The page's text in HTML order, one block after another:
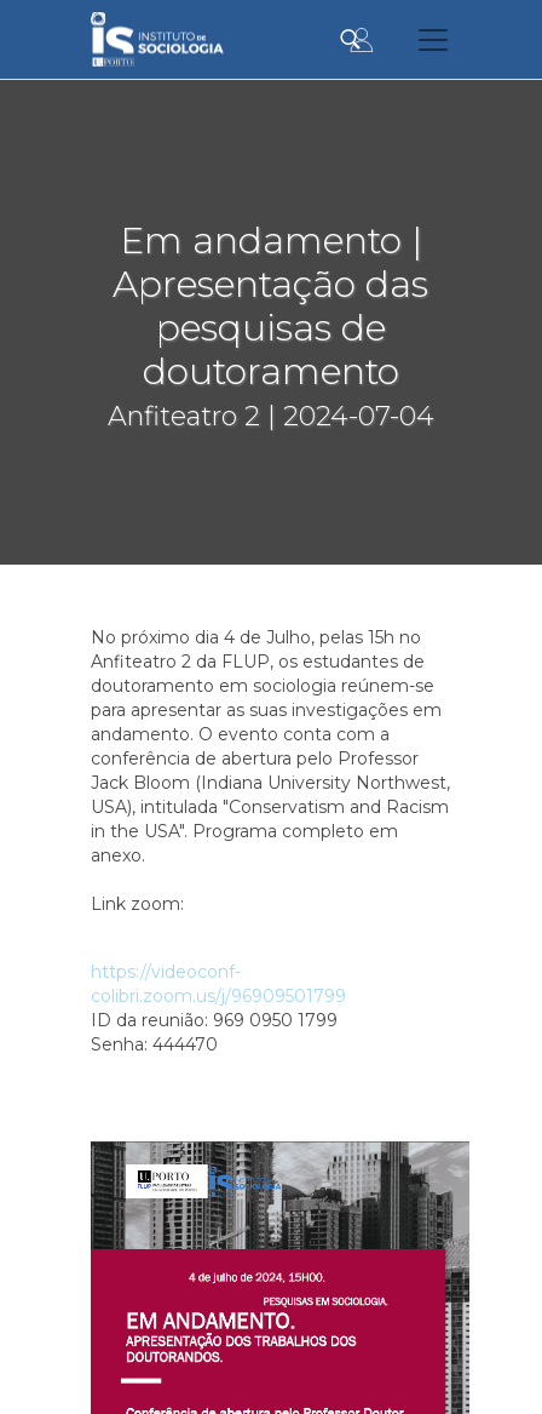
conteúdo
Em andamento |
Apresentação das
pesquisas de
doutoramento
Anfiteatro 2 | 2024-07-04
No próximo dia 4 de Julho, pelas 15h no
Anfiteatro 2 da FLUP, os estudantes de
doutoramento em sociologia reúnem-se
para apresentar as suas investigações em
andamento. O evento conta com a
conferência de abertura pelo Professor
Jack Bloom (Indiana University Northwest,
USA), intitulada "Conservatism and Racism
in the USA". Programa completo em
anexo.
Link zoom:
https://videoconf-
colibri.zoom.us/j/96909501799
ID da reunião: 969 0950 1799
Senha: 444470